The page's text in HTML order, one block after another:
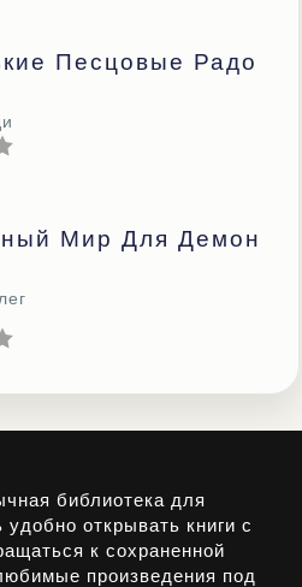
Песцовые Радо
Мир Для Демон
библиотека для
открывать книги с
к сохраненной
произведения под